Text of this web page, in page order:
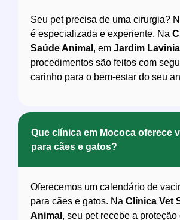
Seu pet precisa de uma cirurgia?
é especializada e experiente. Na
Saúde Animal , em Jardim Lavinia
procedimentos são feitos com
carinho para o bem-estar do seu
Que clínica em Mococa oferece
para cães e gatos?
Oferecemos um calendário de
para cães e gatos. Na Clínica Vet
Animal , seu pet recebe a proteção